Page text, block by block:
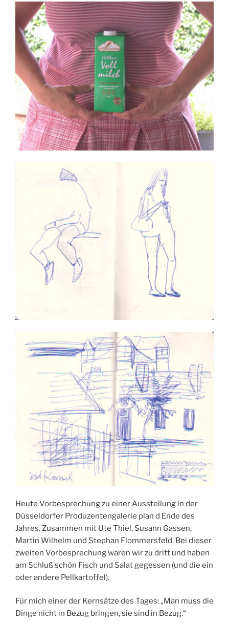
Heute Vorbesprechung zu einer Ausstellung in der
Düsseldorfer Produzentengalerie plan d Ende des
Jahres. Zusammen mit Ute Thiel, Susann Gassen,
Martin Wilhelm und Stephan Flommersfeld. Bei dieser
zweiten Vorbesprechung waren wir zu dritt und haben
am Schluß schön Fisch und Salat gegessen (und die ein
oder andere Pellkartoffel).
Für mich einer der Kernsätze des Tages: „Man muss die
Dinge nicht in Bezug bringen, sie sind in Bezug.“